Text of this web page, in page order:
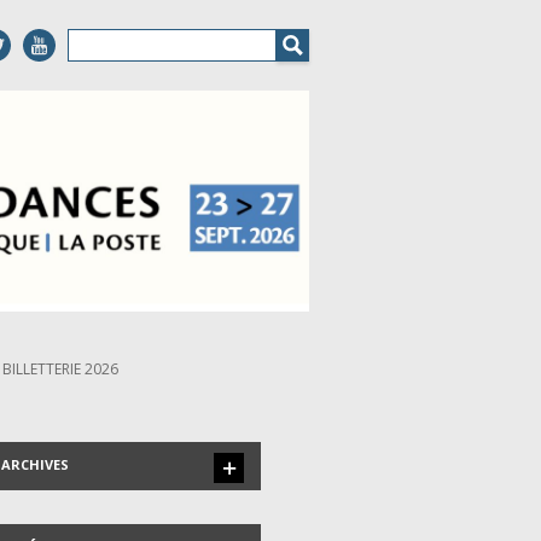
BILLETTERIE 2026
ARCHIVES
LES INVITÉS DEPUIS 1999